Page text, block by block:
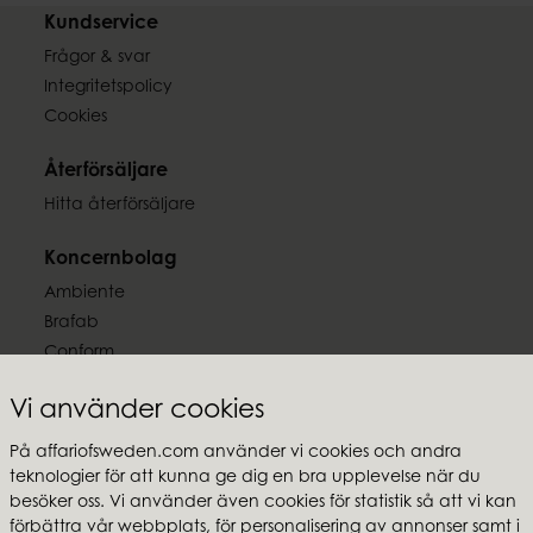
Vi använder cookies
På affariofsweden.com använder vi cookies och andra
teknologier för att kunna ge dig en bra upplevelse när du
besöker oss. Vi använder även cookies för statistik så att vi kan
förbättra vår webbplats, för personalisering av annonser samt i
EAN-kod
7332793189604
Kundservice
Frågor & svar
Integritetspolicy
Cookies
Återförsäljare
Hitta återförsäljare
Koncernbolag
Ambiente
Brafab
Conform
MTI
Följ oss